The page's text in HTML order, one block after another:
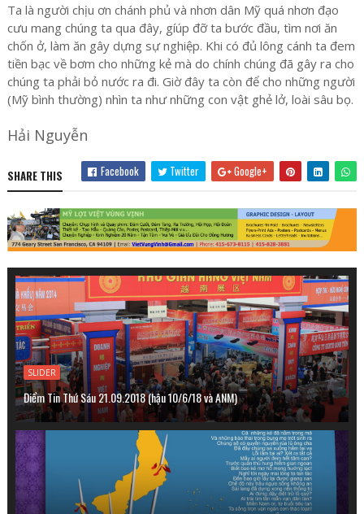
Ta là người chịu ơn chánh phủ và nhơn dân Mỹ quá nhơn đạo
cưu mang chúng ta qua đây, gíúp đỡ ta bước đầu, tìm nơi ăn
chốn ở, làm ăn gây dựng sự nghiệp. Khi có đủ lông cánh ta đem
tiền bạc về bơm cho những kẻ mà do chính chúng đã gây ra cho
chúng ta phải bỏ nước ra đi. Giờ đây ta còn để cho những người
(Mỹ bình thường) nhìn ta như những con vật ghẻ lở, loài sâu bọ.
Hải Nguyễn
SHARE THIS Facebook Twitter Google+
SLIDER
Điểm Tin Thứ Sáu 21.09.2018 (hậu 10/6/18 và ANM)